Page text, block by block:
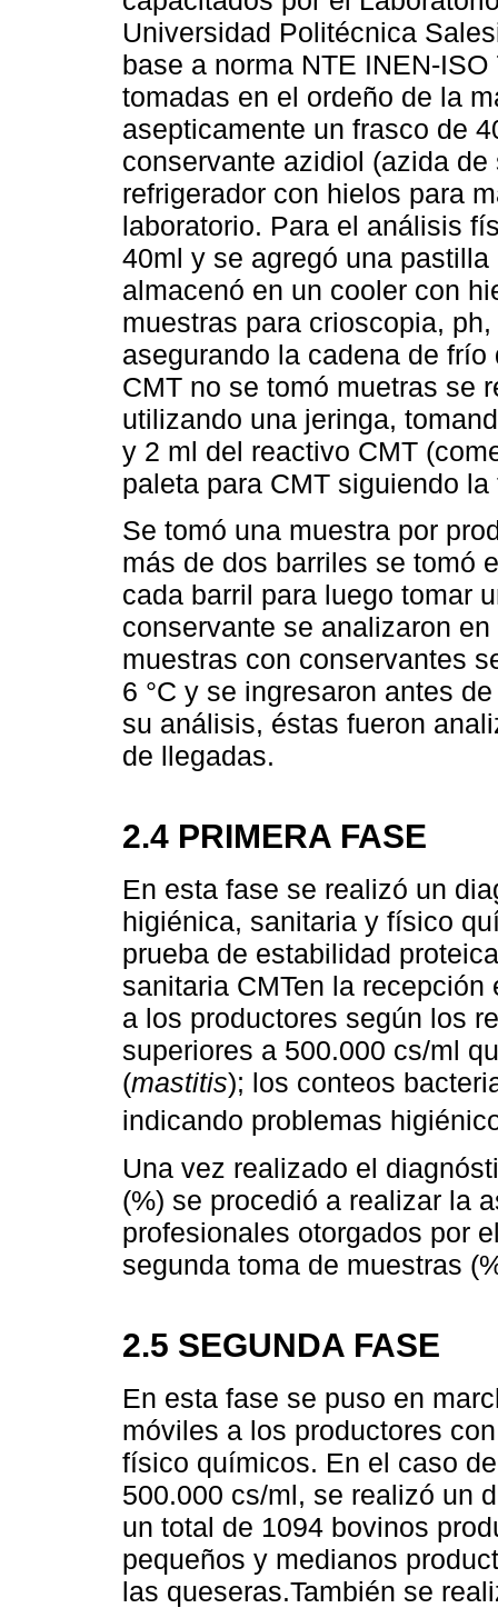
Universidad Politécnica
base a norma NTE INEN-
tomadas en el ordeño de la
asepticamente un frasco de
conservante azidiol (azida
refrigerador con hielos para
laboratorio. Para el análisis
40ml y se agregó una
almacenó en un cooler con
muestras para crioscopia,
asegurando la cadena de
CMT no se tomó muetras se
utilizando una jeringa,
y 2 ml del reactivo CMT
paleta para CMT siguiendo
Se tomó una muestra por
más de dos barriles se tomó
cada barril para luego tomar
conservante se analizaron
muestras con conservantes
6 °C y se ingresaron antes
su análisis, éstas fueron
de llegadas.
2.4 PRIMERA FASE
En esta fase se realizó un
higiénica, sanitaria y físico
prueba de estabilidad
sanitaria CMTen la
a los productores según los
superiores a 500.000 cs/ml
(mastitis); los conteos
indicando problemas
Una vez realizado el
(%) se procedió a realizar la
profesionales otorgados por
segunda toma de muestras
2.5 SEGUNDA FASE
En esta fase se puso en
móviles a los productores
físico químicos. En el caso
500.000 cs/ml, se realizó un
un total de 1094 bovinos
pequeños y medianos
las queseras.También se